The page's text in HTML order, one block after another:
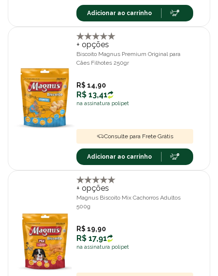
Adicionar ao carrinho
+ opções
Biscoito Magnus Premium Original para
Cães Filhotes 250gr
R$ 14,90
R$ 13,41
na assinatura polipet
Consulte para Frete Grátis
Adicionar ao carrinho
+ opções
Magnus Biscoito Mix Cachorros Adultos
500g
R$ 19,90
R$ 17,91
na assinatura polipet